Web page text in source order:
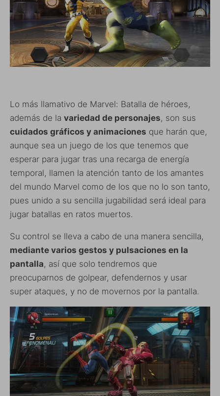
Lo más llamativo de Marvel: Batalla de héroes,
además de la variedad de personajes, son sus
cuidados gráficos y animaciones que harán que,
aunque sea un juego de los que tenemos que
esperar para jugar tras una recarga de energía
temporal, llamen la atención tanto de los amantes
del mundo Marvel como de los que no lo son tanto,
pues unido a su sencilla jugabilidad será ideal para
jugar batallas en ratos muertos.
Su control se lleva a cabo de una manera sencilla,
mediante varios gestos y pulsaciones en la
pantalla, así que solo tendremos que
preocuparnos de golpear, defendernos y usar
super ataques, y no de movernos por la pantalla.